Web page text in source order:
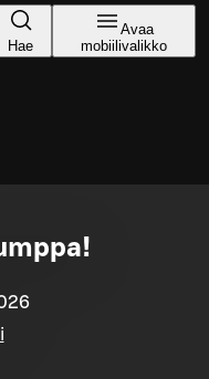
Hae
Avaa
mobiilivalikko